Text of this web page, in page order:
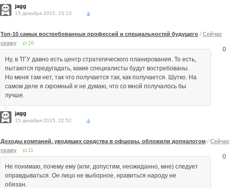
jagg
15 декабря 2015, 23:13
Топ-10 самых востребованных профессий и специальностей будущего / Сейчас
скажу
16
0
Ну, в ТГУ давно есть центр стратегического планирования. То есть,
пытаются предугадать, какие специалисты будут востребованы.
Но меня там нет, так что получается так, как получается. Шутко. На
самом деле я скромный и не думаю, что со мной получалось бы
лучше.
jagg
15 декабря 2015, 22:52
Доходы компаний, уводящих средства в офшоры, обложили допналогом / Сейчас
скажу
11
0
Не понимаю, почему ему (или, допустим, неожиданно, мне) следует
оправдываться. Он лицо не выборное, нравиться народу не
обязан.